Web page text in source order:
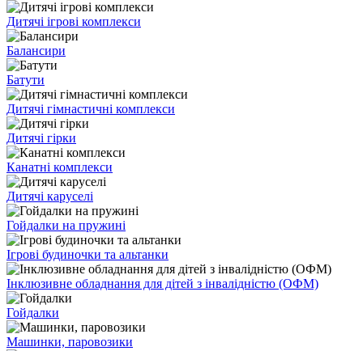
Дитячі ігрові комплекси
Балансири
Батути
Дитячі гімнастичні комплекси
Дитячі гірки
Канатні комплекси
Дитячі каруселі
Гойдалки на пружині
Ігрові будиночки та альтанки
Інклюзивне обладнання для дітей з інвалідністю (ОФМ)
Гойдалки
Машинки, паровозики